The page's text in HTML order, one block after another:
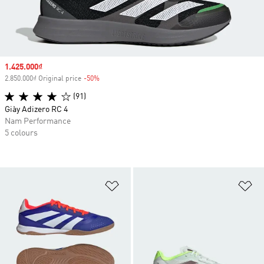
Sale price
1.425.000₫
2.850.000₫ Original price -50%
(91)
Giày Adizero RC 4
Nam Performance
5 colours